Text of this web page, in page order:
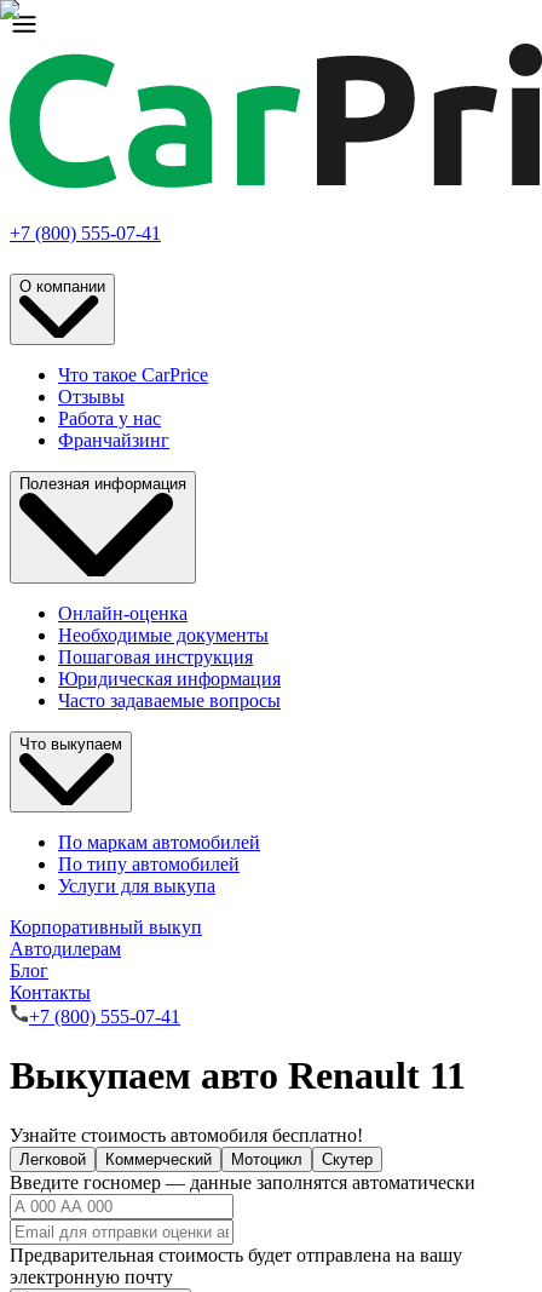
+7 (800) 555-07-41
О компании
Что такое CarPrice
Отзывы
Работа у нас
Франчайзинг
Полезная информация
Онлайн-оценка
Необходимые документы
Пошаговая инструкция
Юридическая информация
Часто задаваемые вопросы
Что выкупаем
По маркам автомобилей
По типу автомобилей
Услуги для выкупа
Корпоративный выкуп
Автодилерам
Блог
Контакты
+7 (800) 555-07-41
Выкупаем авто Renault 11
Узнайте стоимость автомобиля бесплатно!
Легковой Коммерческий Мотоцикл Скутер
Введите госномер — данные заполнятся автоматически
Предварительная стоимость будет отправлена на вашу
электронную почту